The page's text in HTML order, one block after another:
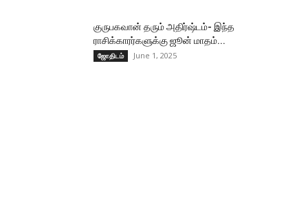
குருபகவான் தரும் அதிர்ஷ்டம்- இந்த
ராசிக்காரர்களுக்கு ஜூன் மாதம்...
ஜோதிடம் June 1, 2025